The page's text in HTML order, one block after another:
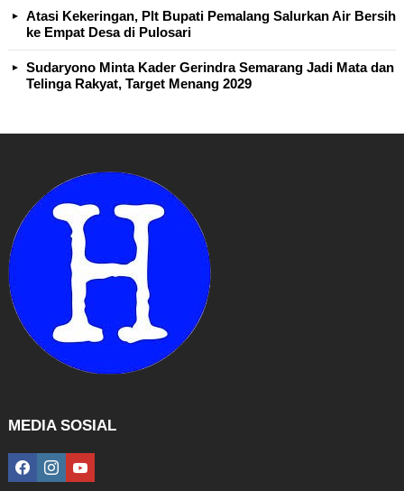
Atasi Kekeringan, Plt Bupati Pemalang Salurkan Air Bersih
ke Empat Desa di Pulosari
Sudaryono Minta Kader Gerindra Semarang Jadi Mata dan
Telinga Rakyat, Target Menang 2029
MEDIA SOSIAL
facebookinstagramyoutube